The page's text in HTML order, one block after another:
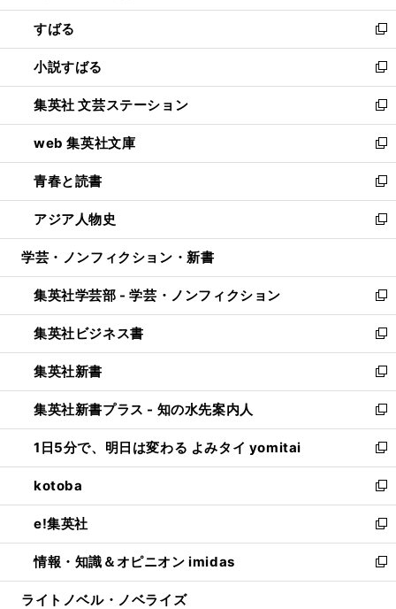
開
く
ウ
で
開
く
ン
ド
ウ
で
開
く
すばる
新
し
い
ウ
ィ
ン
ド
ウ
で
開
く
小説すばる
新
し
い
ウ
ィ
ン
ド
ウ
で
開
集英社 文芸ステーション
新
し
い
ウ
ィ
ン
ド
ウ
開
く
web 集英社文庫
新
し
い
ウ
ィ
ン
ウ
で
開
く
青春と読書
新
し
い
ウ
ン
ド
ウ
で
開
く
アジア人物史
新
し
ウ
ィ
ン
ド
ウ
で
開
く
学芸・ノンフィクション・新書
集英社学芸部 - 学芸・ノンフィクション
新
し
い
ウ
ィ
ン
ド
ウ
で
開
く
集英社ビジネス書
新
し
い
ウ
ィ
ン
ド
ウ
で
開
く
集英社新書
新
し
い
ウ
ィ
ン
ド
ウ
で
開
く
集英社新書プラス - 知の水先案内人
新
し
い
ウ
ィ
ン
ド
ウ
で
開
1日5分で、明日は変わる よみタイ yomitai
新
し
い
ウ
ィ
ン
ド
ウ
kotoba
新
し
い
ウ
ィ
ン
e!集英社
新
し
い
ウ
情報・知識＆オピニオン imidas
新
し
ライトノベル・ノベライズ